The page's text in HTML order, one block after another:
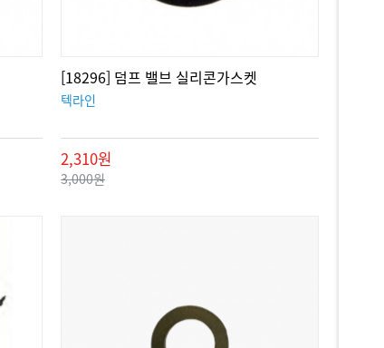
[18296] 덤프 밸브 실리콘가스켓
텍라인
2,310원
3,000원